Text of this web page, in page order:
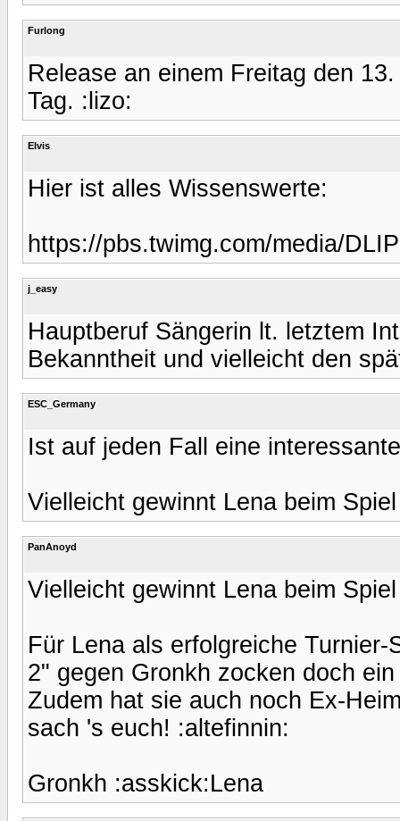
Furlong
Release an einem Freitag den
Tag. :lizo:
Elvis
Hier ist alles Wissenswerte:
https://pbs.twimg.com/media/
j_easy
Hauptberuf Sängerin lt. letztem
Bekanntheit und vielleicht den
ESC_Germany
Ist auf jeden Fall eine
Vielleicht gewinnt Lena beim
PanAnoyd
Vielleicht gewinnt Lena beim
Für Lena als erfolgreiche
2" gegen Gronkh zocken doch
Zudem hat sie auch noch Ex-
sach 's euch! :altefinnin:
Gronkh :asskick:Lena